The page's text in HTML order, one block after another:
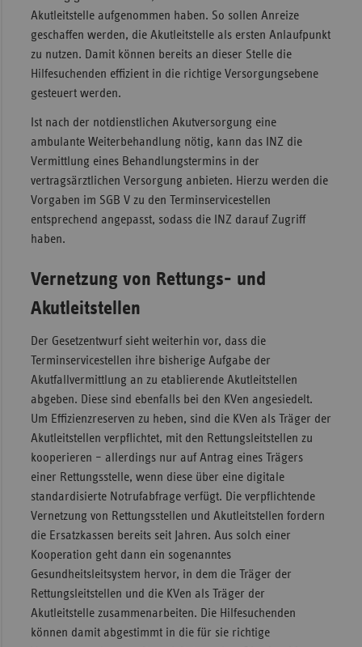
Akutleitstelle aufgenommen haben. So sollen Anreize
geschaffen werden, die Akutleitstelle als ersten Anlaufpunkt
zu nutzen. Damit können bereits an dieser Stelle die
Hilfesuchenden effizient in die richtige Versorgungsebene
gesteuert werden.
Ist nach der notdienstlichen Akutversorgung eine
ambulante Weiterbehandlung nötig, kann das INZ die
Vermittlung eines Behandlungstermins in der
vertragsärztlichen Versorgung anbieten. Hierzu werden die
Vorgaben im SGB V zu den Terminservicestellen
entsprechend angepasst, sodass die INZ darauf Zugriff
haben.
Vernetzung von Rettungs- und
Akutleitstellen
Der Gesetzentwurf sieht weiterhin vor, dass die
Terminservicestellen ihre bisherige Aufgabe der
Akutfallvermittlung an zu etablierende Akutleitstellen
abgeben. Diese sind ebenfalls bei den KVen angesiedelt.
Um Effizienzreserven zu heben, sind die KVen als Träger der
Akutleitstellen verpflichtet, mit den Rettungsleitstellen zu
kooperieren – allerdings nur auf Antrag eines Trägers
einer Rettungsstelle, wenn diese über eine digitale
standardisierte Notrufabfrage verfügt. Die verpflichtende
Vernetzung von Rettungsstellen und Akutleitstellen fordern
die Ersatzkassen bereits seit Jahren. Aus solch einer
Kooperation geht dann ein sogenanntes
Gesundheitsleitsystem hervor, in dem die Träger der
Rettungsleitstellen und die KVen als Träger der
Akutleitstelle zusammenarbeiten. Die Hilfesuchenden
können damit abgestimmt in die für sie richtige